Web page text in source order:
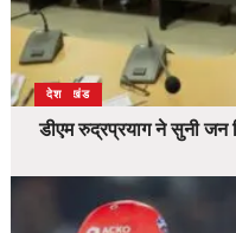
उत्तराखंड
देश
डीएम रुद्रप्रयाग ने सुनी